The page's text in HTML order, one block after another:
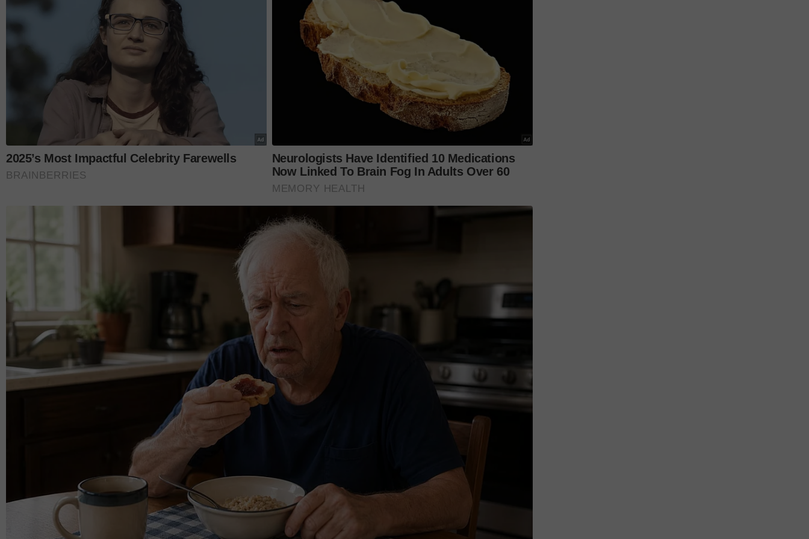
Dalam pada itu, pelantun lagu Cukup Indah itu turut berkongsi video di Instagram miliknya
bagi mengajak orang ramai menyertai program tersebut di samping menjelaskan tentatif
majlis.
“Assalamualaikum geng Subuh Macam Jumaat. Alif nak ingatkan kepada semua bahawa kita
“Hari Sabtu, kita solat tarawih. Kemudian, ada tazkirah. Masjid menjemput semua untuk
bermalam dan tidur di masjid.
“Selepas itu, kita akan solat tahajud bersama-sama, diikuti dengan sahur dan solat Subuh
berjemaah,” ujarnya.
Daripada Ibnu Umar RA, beliau berkata: “Rasulullah SAW biasa beriktikaf pada 10 hari
terakhir bulan Ramadan.” (Hadis Riwayat Al-Bukhari)
Menurut Imam An-Nawawi, hukum beriktikaf ialah sunat muakkad dan ia disunatkan pada
keseluruhan waktu, manakala pada 10 hari terakhir bulan Ramadan, amalan itu lebih dituntut.
Layari portalSinarPlusuntuk info terkini dan bermanfaat!
Jangan lupa follow kami di Facebook,Instagram,Threads , Twitter YouTube
DI SINI untuk info dan kisah penuh inspirasi